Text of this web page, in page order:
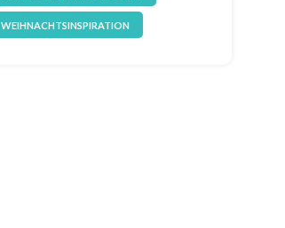
WEIHNACHTSINSPIRATION